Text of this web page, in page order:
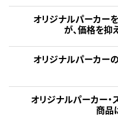
オリジナルパーカー
が、価格を抑
オリジナルパーカー
オリジナルパーカー・
商品